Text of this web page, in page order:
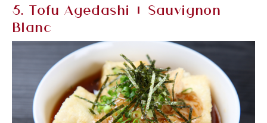
5. Tofu Agedashi + Sauvignon
Blanc